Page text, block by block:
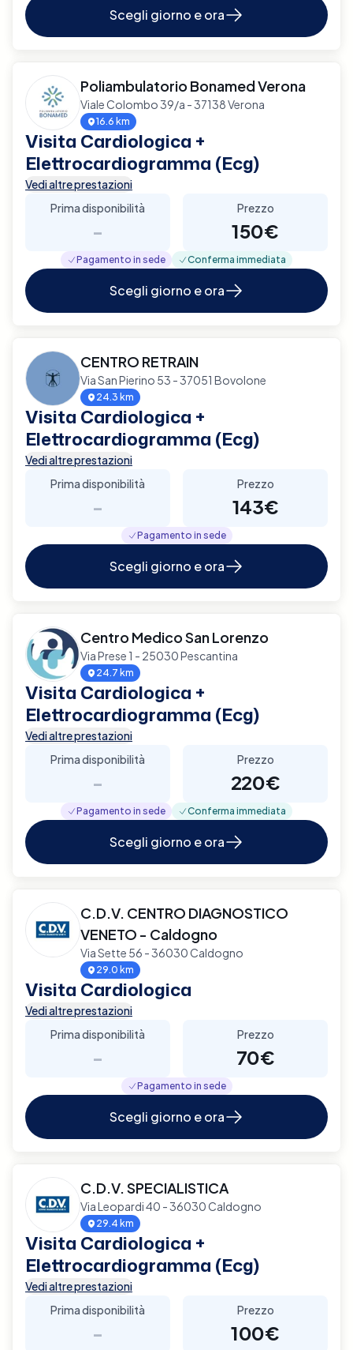
Scegli giorno e ora
Poliambulatorio Bonamed Verona
Viale Colombo 39/a - 37138 Verona
16.6 km
Visita Cardiologica +
Elettrocardiogramma (Ecg)
Vedi altre prestazioni
Prima disponibilità
-
Prezzo
150€
Pagamento in sede Conferma immediata
Scegli giorno e ora
CENTRO RETRAIN
Via San Pierino 53 - 37051 Bovolone
24.3 km
Visita Cardiologica +
Elettrocardiogramma (Ecg)
Vedi altre prestazioni
Prima disponibilità
-
Prezzo
143€
Pagamento in sede
Scegli giorno e ora
Centro Medico San Lorenzo
Via Prese 1 - 25030 Pescantina
24.7 km
Visita Cardiologica +
Elettrocardiogramma (Ecg)
Vedi altre prestazioni
Prima disponibilità
-
Prezzo
220€
Pagamento in sede Conferma immediata
Scegli giorno e ora
C.D.V. CENTRO DIAGNOSTICO
VENETO - Caldogno
Via Sette 56 - 36030 Caldogno
29.0 km
Visita Cardiologica
Vedi altre prestazioni
Prima disponibilità
-
Prezzo
70€
Pagamento in sede
Scegli giorno e ora
C.D.V. SPECIALISTICA
Via Leopardi 40 - 36030 Caldogno
29.4 km
Visita Cardiologica +
Elettrocardiogramma (Ecg)
Vedi altre prestazioni
Prima disponibilità
-
Prezzo
100€